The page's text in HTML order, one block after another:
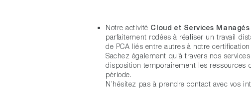
Notre activité Cloud et Services Managés
parfaitement rodées à réaliser un travail
de PCA liés entre autres à notre certification
Sachez également qu’à travers nos services
disposition temporairement les ressources
période.
N’hésitez pas à prendre contact avec vos